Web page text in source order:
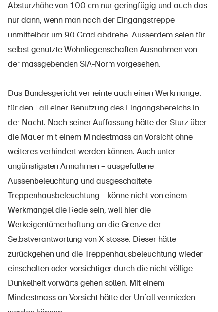
Absturzhöhe von 100 cm nur geringfügig und auch das
nur dann, wenn man nach der Eingangstreppe
unmittelbar um 90 Grad abdrehe. Ausserdem seien für
selbst genutzte Wohnliegenschaften Ausnahmen von
der massgebenden SIA-Norm vorgesehen.
Das Bundesgericht verneinte auch einen Werkmangel
für den Fall einer Benutzung des Eingangsbereichs in
der Nacht. Nach seiner Auffassung hätte der Sturz über
die Mauer mit einem Mindestmass an Vorsicht ohne
weiteres verhindert werden können. Auch unter
ungünstigsten Annahmen – ausgefallene
Aussenbeleuchtung und ausgeschaltete
Treppenhausbeleuchtung – könne nicht von einem
Werkmangel die Rede sein, weil hier die
Werkeigentümerhaftung an die Grenze der
Selbstverantwortung von X stosse. Dieser hätte
zurückgehen und die Treppenhausbeleuchtung wieder
einschalten oder vorsichtiger durch die nicht völlige
Dunkelheit vorwärts gehen sollen. Mit einem
Mindestmass an Vorsicht hätte der Unfall vermieden